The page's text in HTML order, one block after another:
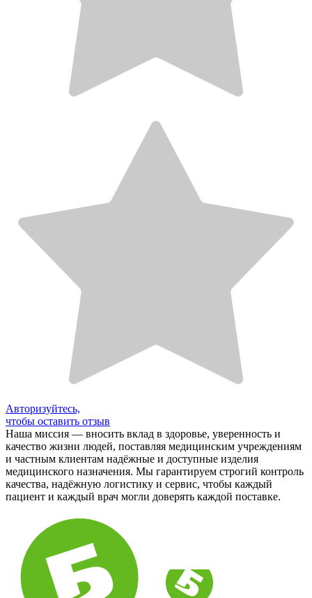
Авторизуйтесь,
чтобы оставить отзыв
Наша миссия — вносить вклад в здоровье, уверенность и
качество жизни людей, поставляя медицинским учреждениям
и частным клиентам надёжные и доступные изделия
медицинского назначения. Мы гарантируем строгий контроль
качества, надёжную логистику и сервис, чтобы каждый
пациент и каждый врач могли доверять каждой поставке.